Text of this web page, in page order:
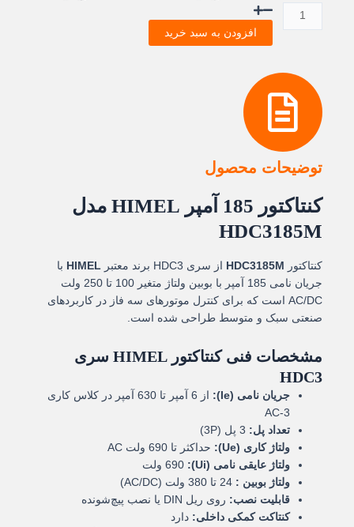
بود.
کنتاکتور
185
250VAC/DC
تا
100
هیمل
افزودن به سبد خرید
توضیحات محصول
کنتاکتور 185 آمپر HIMEL مدل
HDC3185M
کنتاکتور HDC3185M از سری HDC3 برند معتبر HIMEL با
جریان نامی 185 آمپر با بوبین ولتاژ متغیر 100 تا 250 ولت
AC/DC است که برای کنترل موتورهای سه فاز در کاربردهای
صنعتی سبک و متوسط طراحی شده است.
مشخصات فنی کنتاکتور HIMEL سری
HDC3
جریان نامی (Ie):
از 6 آمپر تا 630 آمپر در کلاس کاری
AC-3
تعداد پل:
ولتاژ کاری (Ue):
حداکثر تا 690 ولت AC
ولتاژ عایقی نامی (Ui):
690 ولت
ولتاژ بوبین : 24 تا 380 ولت (AC/DC)
قابلیت نصب: روی ریل DIN یا نصب پیچ‌شونده
کنتاکت کمکی داخلی: دارد